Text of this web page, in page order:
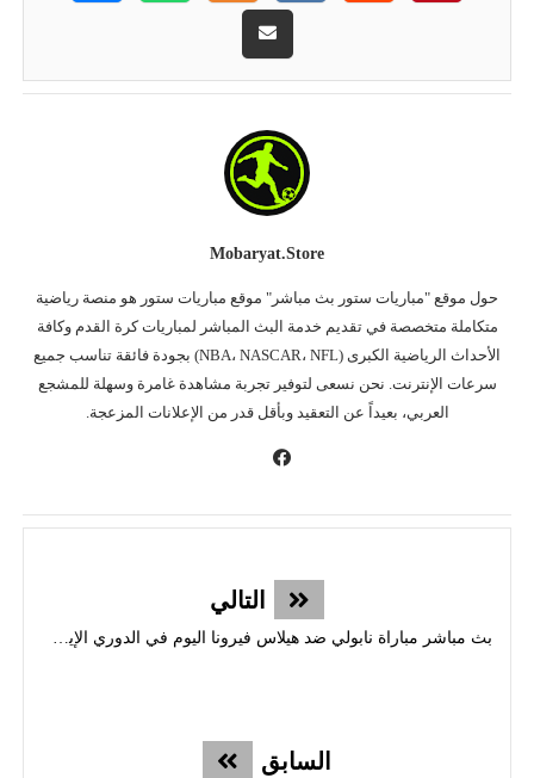
Mobaryat.store
حول موقع "مباريات ستور بث مباشر" موقع مباريات ستور هو منصة رياضية
متكاملة متخصصة في تقديم خدمة البث المباشر لمباريات كرة القدم وكافة
الأحداث الرياضية الكبرى (NBA، NASCAR، NFL) بجودة فائقة تناسب جميع
سرعات الإنترنت. نحن نسعى لتوفير تجربة مشاهدة غامرة وسهلة للمشجع
العربي، بعيداً عن التعقيد وبأقل قدر من الإعلانات المزعجة.
التالي
بث مباشر مباراة نابولي ضد هيلاس فيرونا اليوم في الدوري الإيطالي
السابق